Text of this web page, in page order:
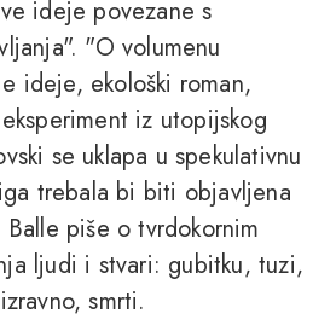
ideje povezane s
"O volumenu
ideje, ekološki roman,
iz utopijskog
se uklapa u spekulativnu
trebala bi biti objavljena
piše o tvrdokornim
ljudi i stvari: gubitku, tuzi,
smrti.